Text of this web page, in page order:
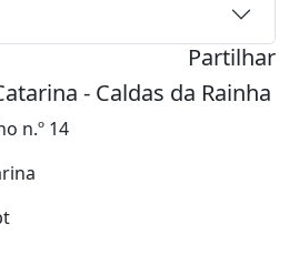
Partilhar
- Caldas da Rainha
n.º 14